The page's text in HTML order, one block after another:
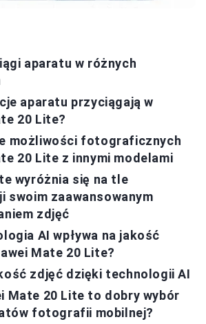
aparatu w różnych
aparatu przyciągają w
20 Lite?
możliwości fotograficznych
20 Lite z innymi modelami
wyróżnia się na tle
swoim zaawansowanym
zdjęć
AI wpływa na jakość
Mate 20 Lite?
zdjęć dzięki technologii AI
Mate 20 Lite to dobry wybór
fotografii mobilnej?